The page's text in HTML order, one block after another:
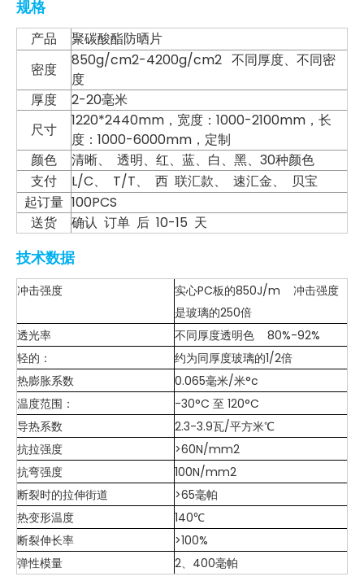
规格
产品
聚碳酸酯防晒片
密度
850g/cm2-4200g/cm2 不同厚度、不同密
度
厚度
2-20毫米
尺寸
1220*2440mm，宽度：1000-2100mm，长
度：1000-6000mm，定制
颜色
清晰、 透明、红、蓝、白、黑、30种颜色
支付
L/C、 T/T、 西 联汇款、 速汇金、 贝宝
起订量 100PCS
送货
确认 订单 后 10-15 天
技术数据
冲击强度
实心PC板的850J/m 冲击强度
是玻璃的250倍
透光率
不同厚度透明色 80%-92%
轻的：
约为同厚度玻璃的1/2倍
热膨胀系数
0.065毫米/米°c
温度范围：
-30°C 至 120°C
导热系数
2.3-3.9瓦/平方米℃
抗拉强度
>60N/mm2
抗弯强度
100N/mm2
断裂时的拉伸街道
>65毫帕
热变形温度
140℃
断裂伸长率
>100%
弹性模量
2、400毫帕